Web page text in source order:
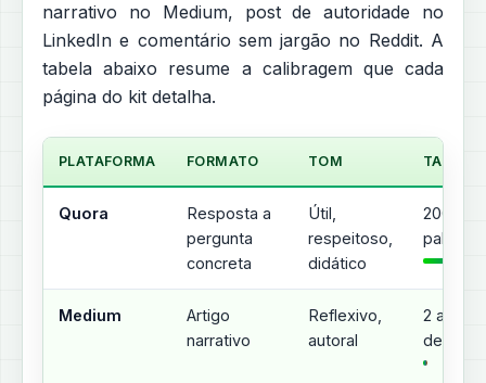
narrativo no Medium, post de autoridade no
LinkedIn e comentário sem jargão no Reddit. A
tabela abaixo resume a calibragem que cada
página do kit detalha.
PLATAFORMA FORMATO TOM
Quora
Resposta a
pergunta
concreta
Útil,
respeitoso,
didático
200 a
palavras
Medium
Artigo
narrativo
Reflexivo,
autoral
2 a 4
de